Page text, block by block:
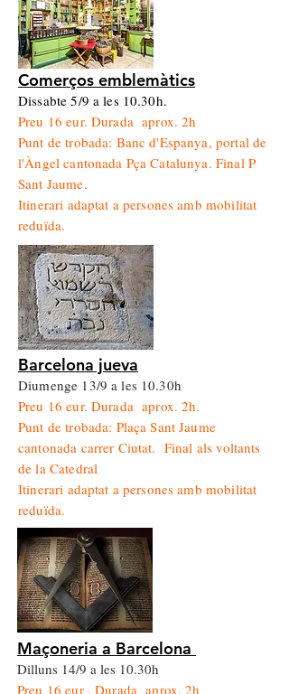
Comerços emblemàtics
Dissabte 5/9 a les 10.30h.
Preu 16 eur. Durada aprox. 2h
Punt de trobada: Banc d'Espanya, portal de
l'Àngel cantonada Pça Catalunya. Final P
Sant Jaume.
Itinerari adaptat a persones amb mobilitat
reduïda.
Barcelona jueva
Diumenge 13/9 a les 10.30h
Preu 16 eur. Durada aprox. 2h.
Punt de trobada: Plaça Sant Jaume
cantonada carrer Ciutat. Final als voltants
de la Catedral
Itinerari adaptat a persones amb mobilitat
reduïda.
Maçoneria a Barcelona
Dilluns 14/9 a les 10.30h
​Preu 16 eur . Durada aprox. 2h